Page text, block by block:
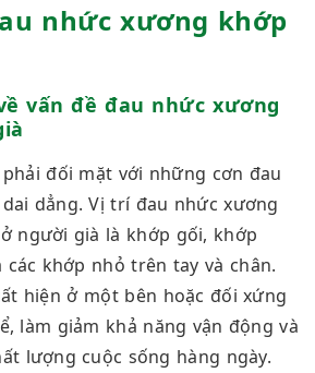
nhức xương khớp
vấn đề đau nhức xương
đối mặt với những cơn đau
dẳng. Vị trí đau nhức xương
người già là khớp gối, khớp
các khớp nhỏ trên tay và chân.
hiện ở một bên hoặc đối xứng
làm giảm khả năng vận động và
lượng cuộc sống hàng ngày.